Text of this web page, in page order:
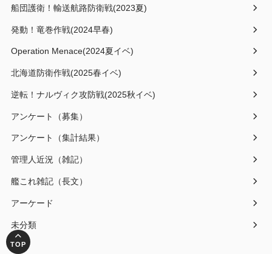
船団護衛！輸送航路防衛戦(2023夏)
発動！竜巻作戦(2024早春)
Operation Menace(2024夏イベ)
北海道防衛作戦(2025春イベ)
逆転！ナルヴィク攻防戦(2025秋イベ)
アンケート（募集）
アンケート（集計結果）
管理人近況（雑記）
艦これ雑記（長文）
アーケード
未分類